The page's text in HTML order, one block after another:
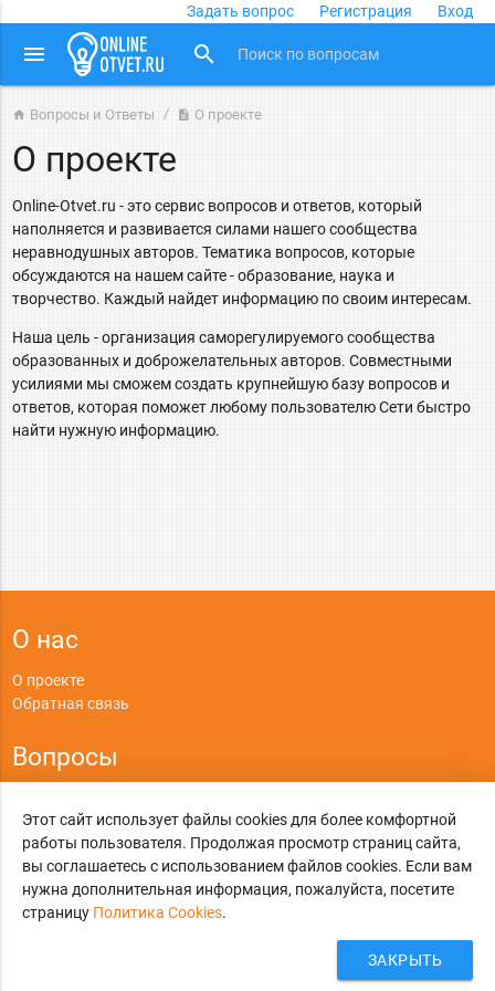
Задать вопрос Регистрация Вход
menu search
home Вопросы и Ответы description О проекте
О проекте
Online-Otvet.ru - это сервис вопросов и ответов, который
наполняется и развивается силами нашего сообщества
неравнодушных авторов. Тематика вопросов, которые
обсуждаются на нашем сайте - образование, наука и
творчество. Каждый найдет информацию по своим интересам.
Наша цель - организация саморегулируемого сообщества
образованных и доброжелательных авторов. Совместными
усилиями мы сможем создать крупнейшую базу вопросов и
ответов, которая поможет любому пользователю Сети быстро
найти нужную информацию.
О нас
О проекте
Обратная связь
Вопросы
Политика конфиденциальности
©Online-Otvet.ru, 2012-2026
Этот сайт использует cookiesПолитика Cookies
Этот сайт использует файлы cookies для более комфортной
работы пользователя. Продолжая просмотр страниц сайта,
вы соглашаетесь с использованием файлов cookies. Если вам
нужна дополнительная информация, пожалуйста, посетите
страницу Политика Cookies.
ЗАКРЫТЬ